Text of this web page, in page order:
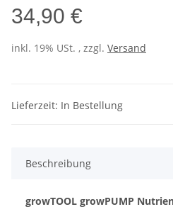
34,90 €
inkl. 19% USt. , zzgl. Versand
Lieferzeit: In Bestellung
Beschreibung
growTOOL growPUMP